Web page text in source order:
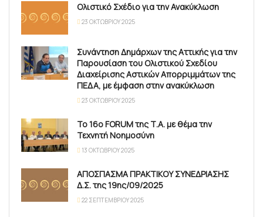
Ολιστικό Σχέδιο για την Ανακύκλωση
23 ΟΚΤΩΒΡΊΟΥ 2025
Συνάντηση Δημάρχων της Αττικής για την
Παρουσίαση του Ολιστικού Σχεδίου
Διαχείρισης Αστικών Απορριμμάτων της
ΠΕΔΑ, με έμφαση στην ανακύκλωση
23 ΟΚΤΩΒΡΊΟΥ 2025
Το 16ο FORUM της Τ.Α. με θέμα την
Τεχνητή Νοημοσύνη
13 ΟΚΤΩΒΡΊΟΥ 2025
ΑΠΟΣΠΑΣΜΑ ΠΡΑΚΤΙΚΟΥ ΣΥΝΕΔΡΙΑΣΗΣ
Δ.Σ. της 19ης/09/2025
22 ΣΕΠΤΕΜΒΡΊΟΥ 2025